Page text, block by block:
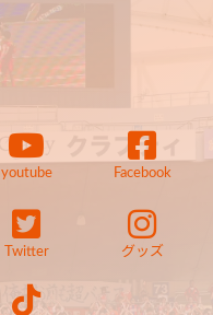
youtube Facebook
Twitter グッズ